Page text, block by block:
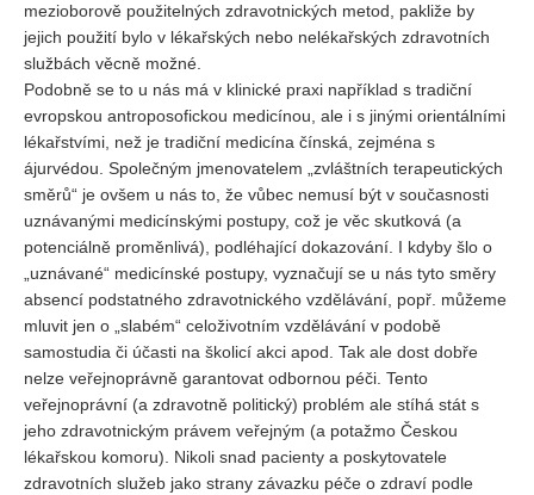
mezioborově použitelných zdravotnických metod, pakliže by
jejich použití bylo v lékařských nebo nelékařských zdravotních
službách věcně možné.
Podobně se to u nás má v klinické praxi například s tradiční
evropskou antroposofickou medicínou, ale i s jinými orientálními
lékařstvími, než je tradiční medicína čínská, zejména s
ájurvédou. Společným jmenovatelem „zvláštních terapeutických
směrů“ je ovšem u nás to, že vůbec nemusí být v současnosti
uznávanými medicínskými postupy, což je věc skutková (a
potenciálně proměnlivá), podléhající dokazování. I kdyby šlo o
„uznávané“ medicínské postupy, vyznačují se u nás tyto směry
absencí podstatného zdravotnického vzdělávání, popř. můžeme
mluvit jen o „slabém“ celoživotním vzdělávání v podobě
samostudia či účasti na školicí akci apod. Tak ale dost dobře
nelze veřejnoprávně garantovat odbornou péči. Tento
veřejnoprávní (a zdravotně politický) problém ale stíhá stát s
jeho zdravotnickým právem veřejným (a potažmo Českou
lékařskou komoru). Nikoli snad pacienty a poskytovatele
zdravotních služeb jako strany závazku péče o zdraví podle